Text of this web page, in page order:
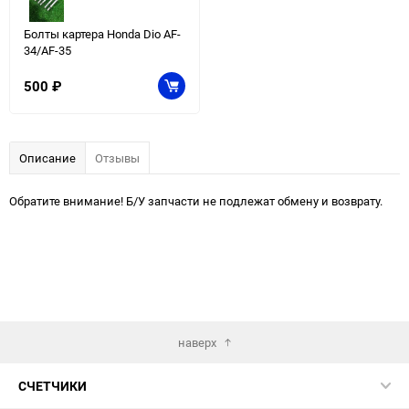
Болты картера Honda Dio AF-
34/AF-35
500 ₽
Описание Отзывы
Обратите внимание! Б/У запчасти не подлежат обмену и возврату.
наверх
СЧЕТЧИКИ